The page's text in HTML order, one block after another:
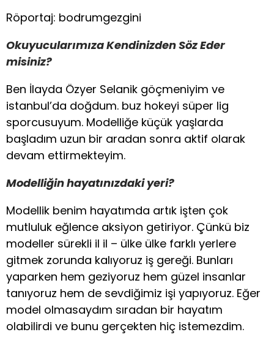
Röportaj: bodrumgezgini
Okuyucularımıza Kendinizden Söz Eder
misiniz?
Ben İlayda Özyer Selanik göçmeniyim ve
istanbul’da doğdum. buz hokeyi süper lig
sporcusuyum. Modelliğe küçük yaşlarda
başladım uzun bir aradan sonra aktif olarak
devam ettirmekteyim.
Modelliğin hayatınızdaki yeri?
Modellik benim hayatımda artık işten çok
mutluluk eğlence aksiyon getiriyor. Çünkü biz
modeller sürekli il il – ülke ülke farklı yerlere
gitmek zorunda kalıyoruz iş gereği. Bunları
yaparken hem geziyoruz hem güzel insanlar
tanıyoruz hem de sevdiğimiz işi yapıyoruz. Eğer
model olmasaydım sıradan bir hayatım
olabilirdi ve bunu gerçekten hiç istemezdim.